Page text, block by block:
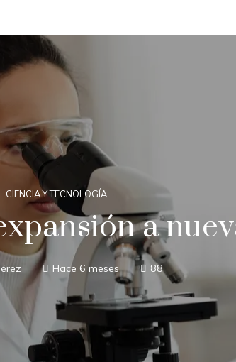
CIENCIA Y TECNOLOGÍA
a
Hace 6 meses 88